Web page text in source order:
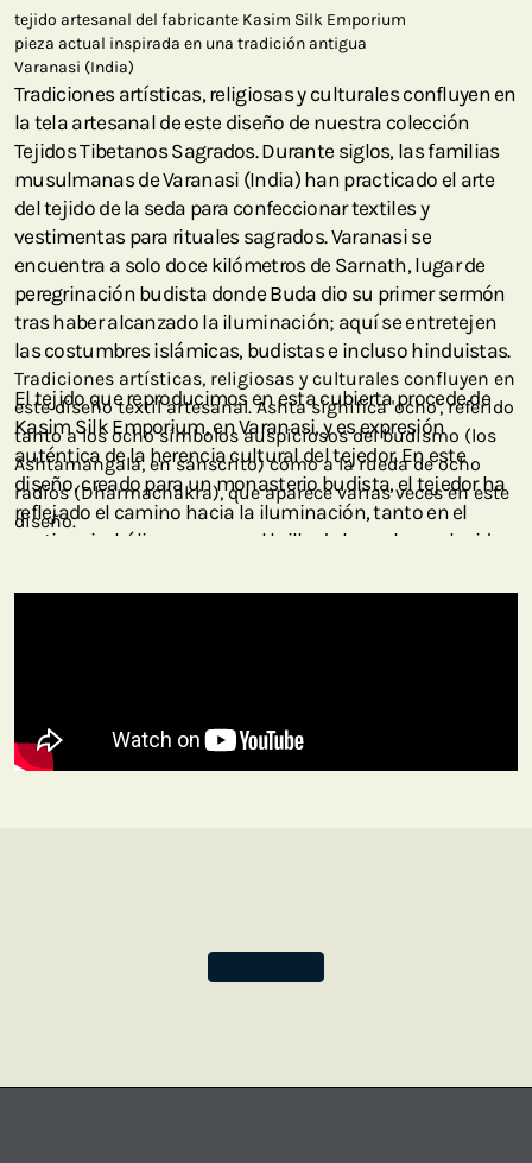
tejido artesanal del fabricante Kasim Silk Emporium
pieza actual inspirada en una tradición antigua
Varanasi (India)
Tradiciones artísticas, religiosas y culturales confluyen en
la tela artesanal de este diseño de nuestra colección
Tejidos Tibetanos Sagrados. Durante siglos, las familias
musulmanas de Varanasi (India) han practicado el arte
del tejido de la seda para confeccionar textiles y
vestimentas para rituales sagrados. Varanasi se
encuentra a solo doce kilómetros de Sarnath, lugar de
peregrinación budista donde Buda dio su primer sermón
tras haber alcanzado la iluminación; aquí se entretejen
las costumbres islámicas, budistas e incluso hinduistas.
El tejido que reproducimos en esta cubierta procede de
Kasim Silk Emporium, en Varanasi, y es expresión
auténtica de la herencia cultural del tejedor. En este
diseño, creado para un monasterio budista, el tejedor ha
reflejado el camino hacia la iluminación, tanto en el
motivo simbólico como en el brillo de los colores elegidos.
Como muchos otros textiles de este tipo, nuestro diseño
auspiciosos del budismo o Ashtamangala (
significa 'ocho').
Tradiciones artísticas, religiosas y culturales confluyen en
este diseño textil artesanal. Ashta significa 'ocho', referido
tanto a los ocho símbolos auspiciosos del budismo (los
Ashtamangala, en sánscrito) como a la rueda de ocho
radios (Dharmachakra), que aparece varias veces en este
diseño.